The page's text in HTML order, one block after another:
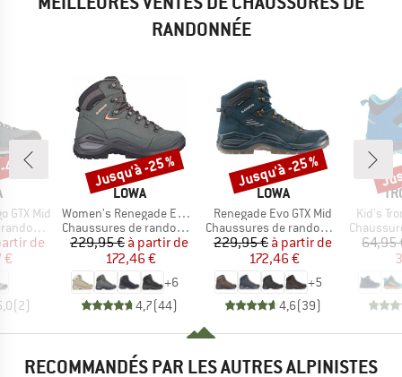
RANDONNÉE
GTX Mid
réduit
de
€
(2)
%
MARQUE
LOWA
Article
Women's Renegade Evo GTX Mid
Product group
Chaussures de randonnée
Prix
229,95 € Prix réduit
à partir de
172,46 €
+6
4,7(44)
Remise
Jusqu'à -25 %
MARQUE
LOWA
Article
Renegade Evo GTX Mid
Product group
Chaussures de randonnée
Prix
229,95 € Prix réduit
à partir de
172,46 €
+5
4,6(39)
Remise
Jusqu'à -25 %
Article
Kid's
Product
64,95
RECOMMANDÉS PAR LES AUTRES ALPINISTES